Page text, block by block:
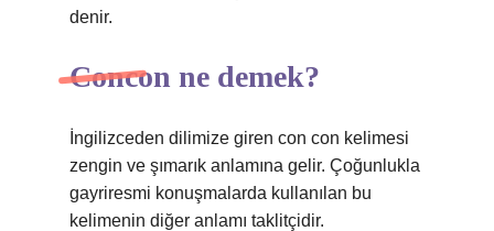
denir.
Concon ne demek?
İngilizceden dilimize giren con con kelimesi
zengin ve şımarık anlamına gelir. Çoğunlukla
gayriresmi konuşmalarda kullanılan bu
kelimenin diğer anlamı taklitçidir.